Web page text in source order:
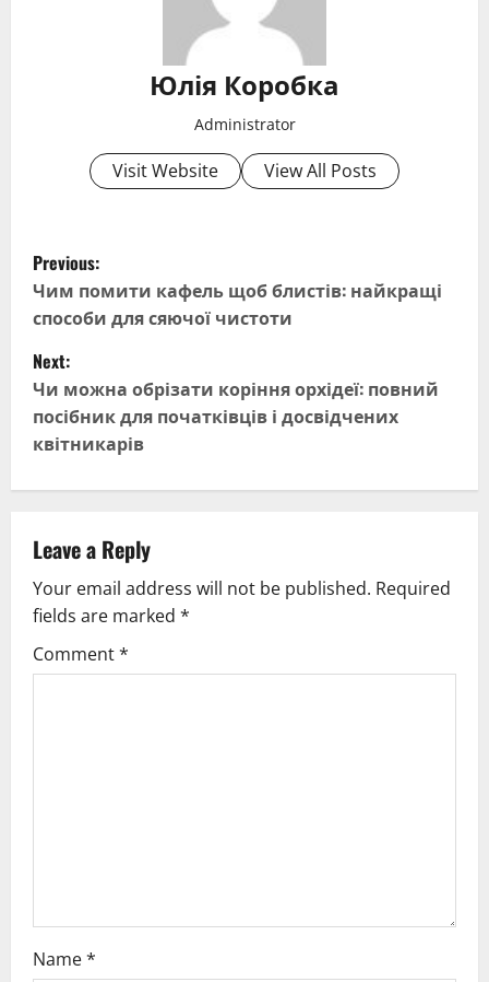
Юлія Коробка
Administrator
Visit Website View All Posts
P
o
s
t
n
a
v
i
g
a
Previous:
Чим помити кафель щоб блистів: найкращі
способи для сяючої чистоти
Next:
Чи можна обрізати коріння орхідеї: повний
посібник для початківців і досвідчених
квітникарів
Leave a Reply
Your email address will not be published. Required
fields are marked *
Comment*
Name*